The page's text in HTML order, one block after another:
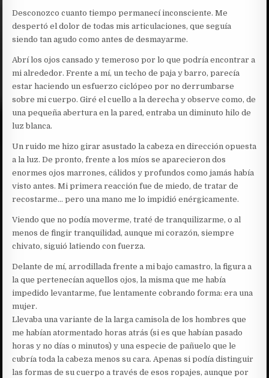
Desconozco cuanto tiempo permanecí inconsciente. Me
despertó el dolor de todas mis articulaciones, que seguía
siendo tan agudo como antes de desmayarme.
Abrí los ojos cansado y temeroso por lo que podría encontrar a
mi alrededor. Frente a mí, un techo de paja y barro, parecía
estar haciendo un esfuerzo ciclópeo por no derrumbarse
sobre mi cuerpo. Giré el cuello a la derecha y observe como, de
una pequeña abertura en la pared, entraba un diminuto hilo de
luz blanca.
Un ruido me hizo girar asustado la cabeza en dirección opuesta
a la luz. De pronto, frente a los míos se aparecieron dos
enormes ojos marrones, cálidos y profundos como jamás había
visto antes. Mi primera reacción fue de miedo, de tratar de
recostarme… pero una mano me lo impidió enérgicamente.
Viendo que no podía moverme, traté de tranquilizarme, o al
menos de fingir tranquilidad, aunque mi corazón, siempre
chivato, siguió latiendo con fuerza.
Delante de mí, arrodillada frente a mi bajo camastro, la figura a
la que pertenecían aquellos ojos, la misma que me había
impedido levantarme, fue lentamente cobrando forma: era una
mujer.
Llevaba una variante de la larga camisola de los hombres que
me habían atormentado horas atrás (si es que habían pasado
horas y no días o minutos) y una especie de pañuelo que le
cubría toda la cabeza menos su cara. Apenas si podía distinguir
las formas de su cuerpo a través de esos ropajes, aunque por